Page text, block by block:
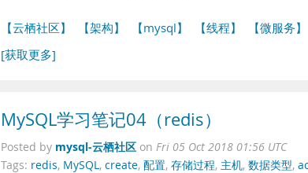
【云栖社区】 【架构】 【mysql】 【线程】 【微服务】
[获取更多]
MySQL学习笔记04（redis）
Posted by mysql-云栖社区 on Fri 05 Oct 2018 01:56 UTC
Tags: redis, MySQL, create, 配置, 存储过程, 主机, 数据类型,